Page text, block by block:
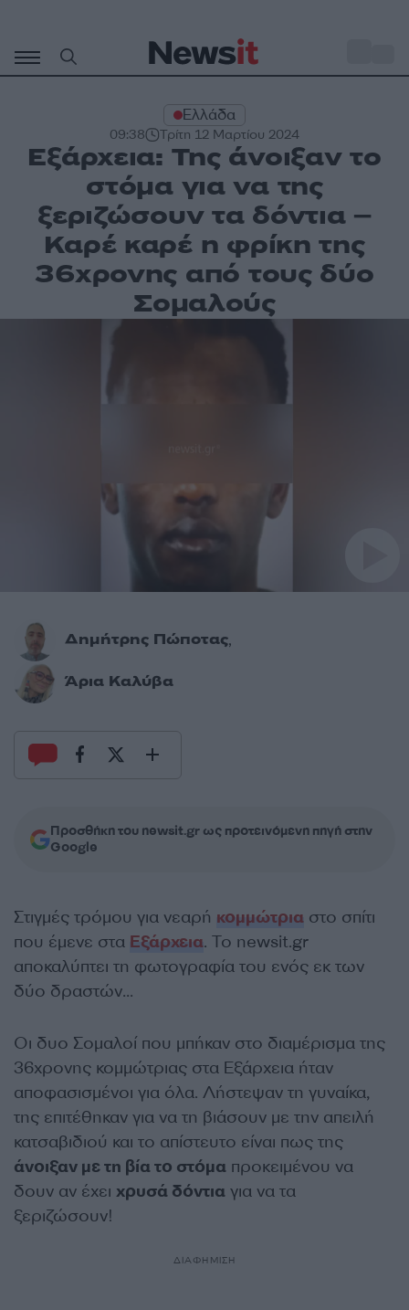
περιεχόμενο
Ελλάδα
09:38 Τρίτη 12 Μαρτίου 2024
Εξάρχεια: Της άνοιξαν το
στόμα για να της
ξεριζώσουν τα δόντια –
Καρέ καρέ η φρίκη της
36χρονης από τους δύο
Σομαλούς
Δημήτρης Πώποτας,
Άρια Καλύβα
Προσθήκη του newsit.gr ως προτεινόμενη πηγή στην
Google
Στιγμές τρόμου για νεαρή κομμώτρια στο σπίτι
που έμενε στα Εξάρχεια. Το newsit.gr
αποκαλύπτει τη φωτογραφία του ενός εκ των
δύο δραστών…
Οι δυο Σομαλοί που μπήκαν στο διαμέρισμα της
36χρονης κομμώτριας στα Εξάρχεια ήταν
αποφασισμένοι για όλα. Λήστεψαν τη γυναίκα,
της επιτέθηκαν για να τη βιάσουν με την απειλή
κατσαβιδιού και το απίστευτο είναι πως της
άνοιξαν με τη βία το στόμα προκειμένου να
δουν αν έχει χρυσά δόντια για να τα
ξεριζώσουν!
ΔΙΑΦΗΜΙΣΗ